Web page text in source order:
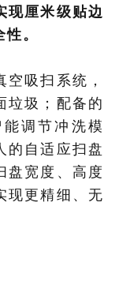
现厘米级贴边
。
吸扫系统，
垃圾；配备的
调节冲洗模
的自适应扫盘
盘宽度、高度
现更精细、无